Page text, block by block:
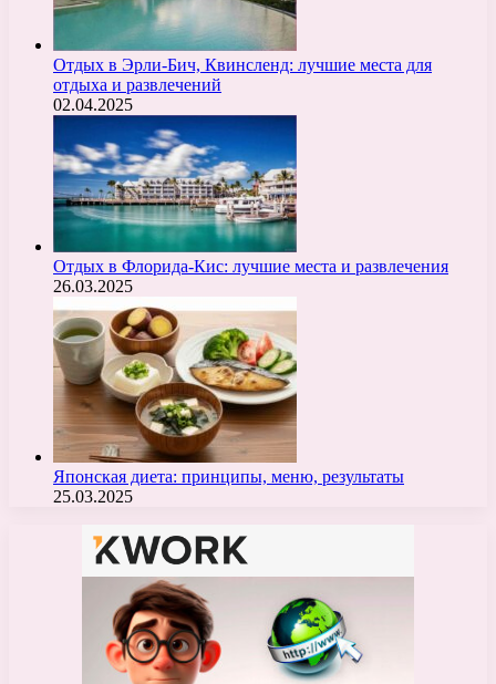
Отдых в Эрли-Бич, Квинсленд: лучшие места для
отдыха и развлечений
02.04.2025
Отдых в Флорида-Кис: лучшие места и развлечения
26.03.2025
Японская диета: принципы, меню, результаты
25.03.2025